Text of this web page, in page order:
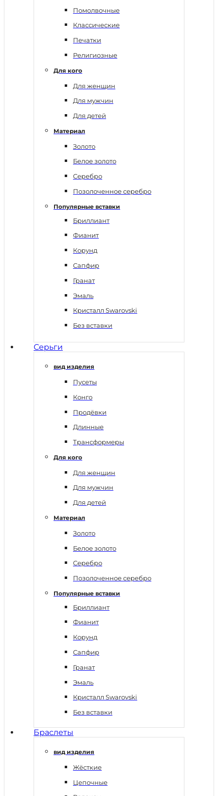
Помолвочные
Классические
Печатки
Религиозные
Для кого
Для женщин
Для мужчин
Для детей
Материал
Золото
Белое золото
Серебро
Позолоченное серебро
Популярные вставки
Бриллиант
Фианит
Корунд
Сапфир
Гранат
Эмаль
Кристалл Swarovski
Без вставки
Серьги
вид изделия
Пусеты
Конго
Продёвки
Длинные
Трансформеры
Для кого
Для женщин
Для мужчин
Для детей
Материал
Золото
Белое золото
Серебро
Позолоченное серебро
Популярные вставки
Бриллиант
Фианит
Корунд
Сапфир
Гранат
Эмаль
Кристалл Swarovski
Без вставки
Браслеты
вид изделия
Жёсткие
Цепочные